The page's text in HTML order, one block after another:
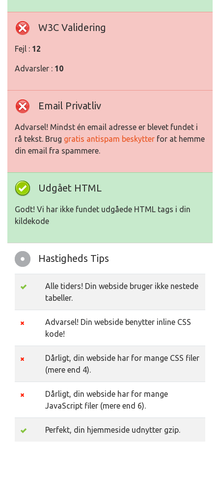
W3C Validering
Fejl : 12
Advarsler : 10
Email Privatliv
Advarsel! Mindst én email adresse er blevet fundet i
rå tekst. Brug gratis antispam beskytter for at hemme
din email fra spammere.
Udgået HTML
Godt! Vi har ikke fundet udgåede HTML tags i din
kildekode
Hastigheds Tips
Alle tiders! Din webside bruger ikke nestede
tabeller.
Advarsel! Din webside benytter inline CSS
kode!
Dårligt, din webside har for mange CSS filer
(mere end 4).
Dårligt, din webside har for mange
JavaScript filer (mere end 6).
Perfekt, din hjemmeside udnytter gzip.